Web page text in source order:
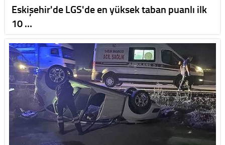
Eskişehir'de LGS'de en yüksek taban puanlı ilk
10 …